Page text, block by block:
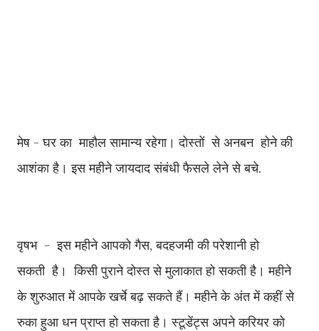
मेष - घर का माहौल सामान्य रहेगा। दोस्तों से अनबन होने की
आशंका है। इस महीने जायदाद संबंधी फैसले लेने से बचे.
वृषभ - इस महीने आपको गैस, बदहजमी की परेशानी हो
सकती है। किसी पुराने दोस्त से मुलाकात हो सकती है। महीने
के शुरुआत में आपके खर्चे बढ़ सकते हैं। महीने के अंत में कहीं से
रुका हुआ धन प्राप्त हो सकता है। स्टूडेंट्स अपने करियर को